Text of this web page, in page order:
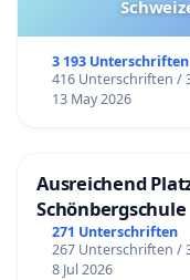
3 193 Unterschriften
416 Unterschriften /
13 May 2026
Ausreichend
Schönbergschule
271 Unterschriften
267 Unterschriften /
8 Jul 2026